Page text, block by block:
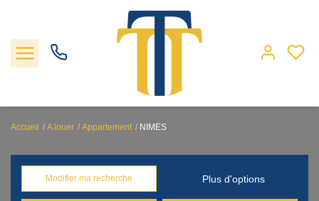
Locations
Accueil A louer Appartement NIMES
Modifier ma recherche Plus d'options